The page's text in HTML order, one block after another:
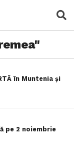
în Muntenia și
pe 2 noiembrie